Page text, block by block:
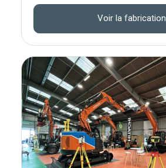
Voir la fabrication